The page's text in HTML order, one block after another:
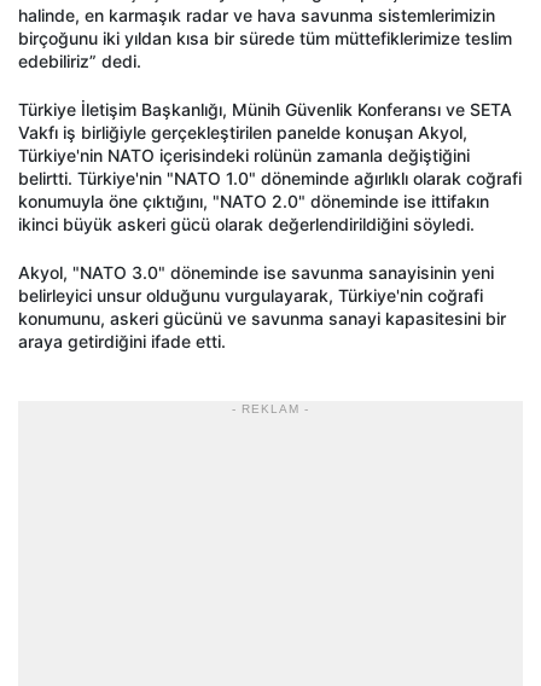
halinde, en karmaşık radar ve hava savunma sistemlerimizin
birçoğunu iki yıldan kısa bir sürede tüm müttefiklerimize teslim
edebiliriz” dedi.
Türkiye İletişim Başkanlığı, Münih Güvenlik Konferansı ve SETA
Vakfı iş birliğiyle gerçekleştirilen panelde konuşan Akyol,
Türkiye'nin NATO içerisindeki rolünün zamanla değiştiğini
belirtti. Türkiye'nin "NATO 1.0" döneminde ağırlıklı olarak coğrafi
konumuyla öne çıktığını, "NATO 2.0" döneminde ise ittifakın
ikinci büyük askeri gücü olarak değerlendirildiğini söyledi.
Akyol, "NATO 3.0" döneminde ise savunma sanayisinin yeni
belirleyici unsur olduğunu vurgulayarak, Türkiye'nin coğrafi
konumunu, askeri gücünü ve savunma sanayi kapasitesini bir
araya getirdiğini ifade etti.
- REKLAM -